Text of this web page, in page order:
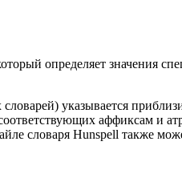
определяет значения
указывается
аффиксам и
словаря Hunspell также